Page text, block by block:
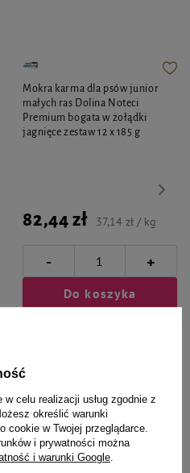
Mokra karma dla psów junior
małych ras Dolina Noteci
Premium bogata w żołądki
jagnięce zestaw 12 x 185 g
82,44 zł 37,14 zł / kg
- +
Do koszyka
dla
czworonoga
celu realizacji usług zgodnie z
określić warunki
cookie w Twojej przeglądarce.
i prywatności można
i warunki Google